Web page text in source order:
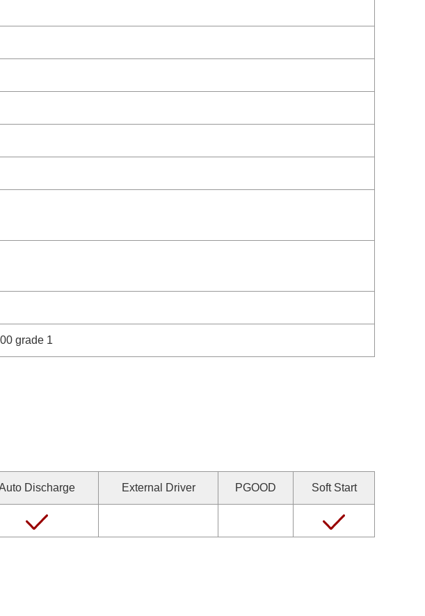
grade 1
Discharge External Driver PGOOD Soft Start